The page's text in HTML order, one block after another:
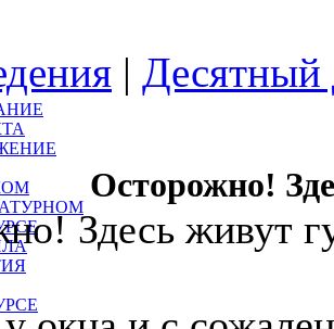
| Десятный
Осторожно!
Здесь живут